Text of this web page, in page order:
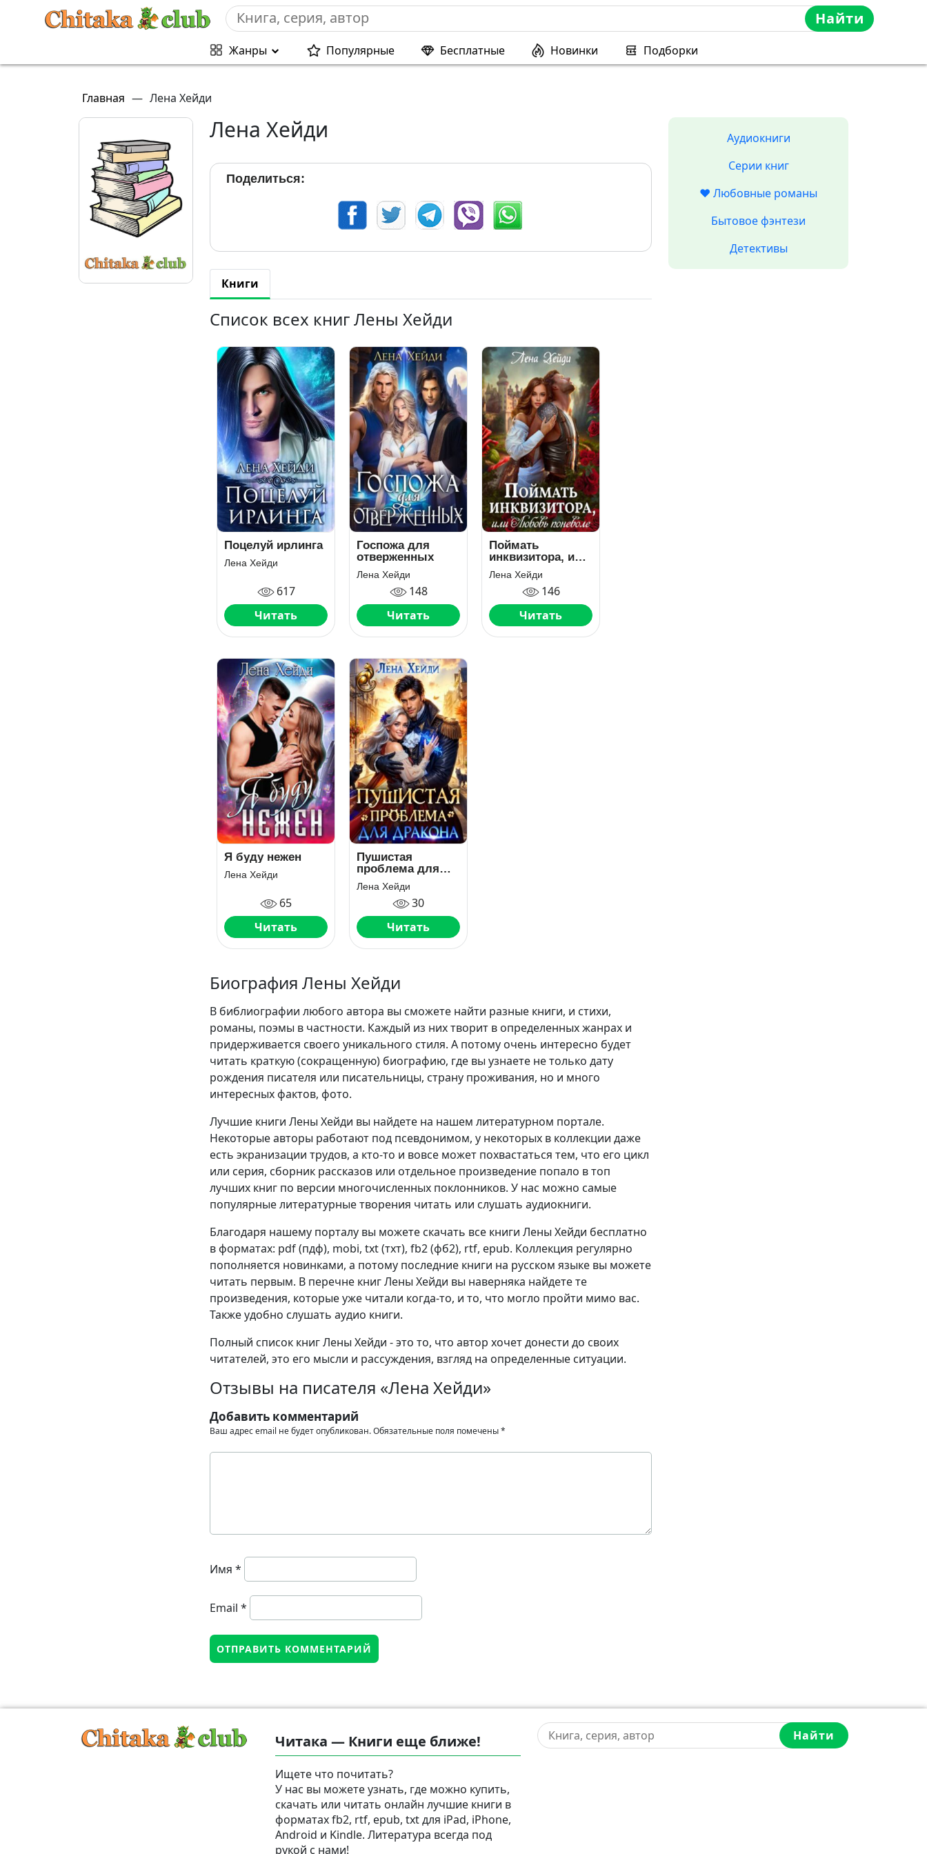
Найти
Жанры Популярные Бесплатные Новинки Подборки
Главная — Лена Хейди
Лена Хейди
Поделиться:
Книги
Список всех книг Лены Хейди
Поцелуй ирлинга
Лена Хейди
617
Читать
Госпожа для
отверженных
Лена Хейди
148
Читать
Поймать
инквизитора, или
Любовь
поневоле
Лена Хейди
146
Читать
Я буду нежен
Лена Хейди
65
Читать
Пушистая
проблема для
дракона
Лена Хейди
30
Читать
Биография Лены Хейди
В библиографии любого автора вы сможете найти разные книги, и стихи,
романы, поэмы в частности. Каждый из них творит в определенных жанрах и
придерживается своего уникального стиля. А потому очень интересно будет
читать краткую (сокращенную) биографию, где вы узнаете не только дату
рождения писателя или писательницы, страну проживания, но и много
интересных фактов, фото.
Лучшие книги Лены Хейди вы найдете на нашем литературном портале.
Некоторые авторы работают под псевдонимом, у некоторых в коллекции даже
есть экранизации трудов, а кто-то и вовсе может похвастаться тем, что его цикл
или серия, сборник рассказов или отдельное произведение попало в топ
лучших книг по версии многочисленных поклонников. У нас можно самые
популярные литературные творения читать или слушать аудиокниги.
Благодаря нашему порталу вы можете скачать все книги Лены Хейди бесплатно
в форматах: pdf (пдф), mobi, txt (тхт), fb2 (фб2), rtf, epub. Коллекция регулярно
пополняется новинками, а потому последние книги на русском языке вы можете
читать первым. В перечне книг Лены Хейди вы наверняка найдете те
произведения, которые уже читали когда-то, и то, что могло пройти мимо вас.
Также удобно слушать аудио книги.
Полный список книг Лены Хейди - это то, что автор хочет донести до своих
читателей, это его мысли и рассуждения, взгляд на определенные ситуации.
Отзывы на писателя «Лена Хейди»
Добавить комментарий
Ваш адрес email не будет опубликован.Обязательные поля помечены*
Имя *
Email *
Аудиокниги
Серии книг
❤️ Любовные романы
Бытовое фэнтези
Детективы
Читака — Книги еще ближе!
Ищете что почитать?
У нас вы можете узнать, где можно купить,
скачать или читать онлайн лучшие книги в
форматах fb2, rtf, epub, txt для iPad, iPhone,
Android и Kindle. Литература всегда под
рукой с нами!
Найти